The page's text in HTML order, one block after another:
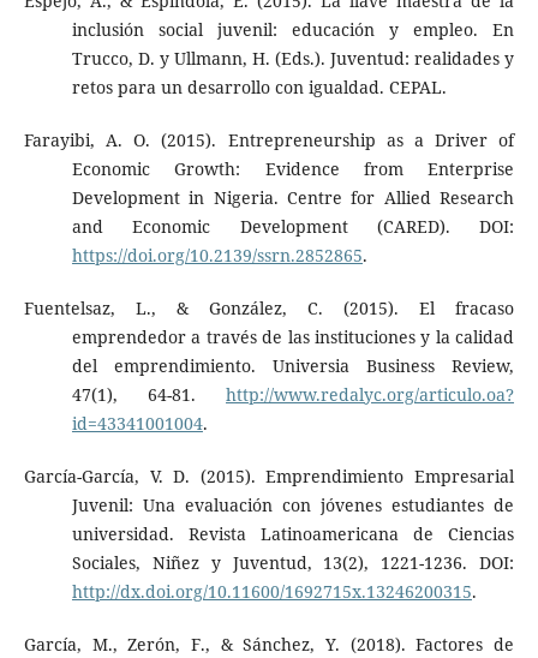
inclusión social juvenil: educación y empleo. En
Trucco, D. y Ullmann, H. (Eds.). Juventud: realidades y
retos para un desarrollo con igualdad. CEPAL.
Farayibi, A. O. (2015). Entrepreneurship as a Driver of
Economic Growth: Evidence from Enterprise
Development in Nigeria. Centre for Allied Research
and Economic Development (CARED). DOI:
https://doi.org/10.2139/ssrn.2852865.
Fuentelsaz, L., & González, C. (2015). El fracaso
emprendedor a través de las instituciones y la calidad
del emprendimiento. Universia Business Review,
47(1), 64-81.http://www.redalyc.org/articulo.oa?
id=43341001004.
García-García, V. D. (2015). Emprendimiento Empresarial
Juvenil: Una evaluación con jóvenes estudiantes de
universidad. Revista Latinoamericana de Ciencias
Sociales, Niñez y Juventud, 13(2), 1221-1236. DOI:
http://dx.doi.org/10.11600/1692715x.13246200315.
García, M., Zerón, F., & Sánchez, Y. (2018). Factores de